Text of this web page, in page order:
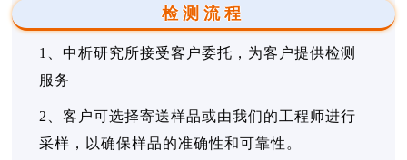
检测流程
1、中析研究所接受客户委托，为客户提供检测
服务
2、客户可选择寄送样品或由我们的工程师进行
采样，以确保样品的准确性和可靠性。